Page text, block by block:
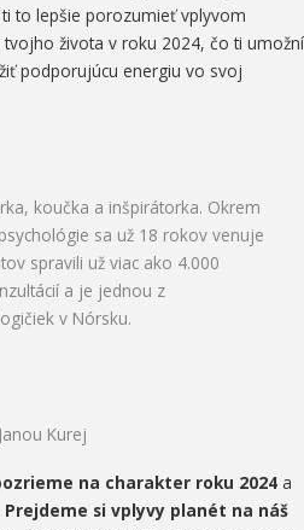
to lepšie porozumieť vplyvom
života v roku 2024, čo ti umožní
podporujúcu energiu vo svoj
koučka a inšpirátorka. Okrem
sa už 18 rokov venuje
spravili už viac ako 4.000
a je jednou z
v Nórsku.
Kurej​
na charakter roku 2024 a
Prejdeme si vplyvy planét na náš